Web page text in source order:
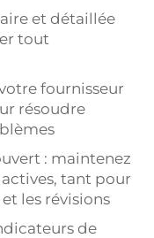
et détaillée
tout
fournisseur
résoudre
: maintenez
tant pour
les révisions
de